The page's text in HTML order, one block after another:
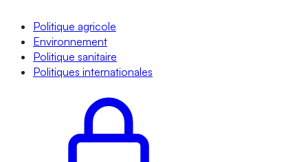
Politique agricole
Environnement
Politique sanitaire
Politiques internationales